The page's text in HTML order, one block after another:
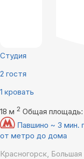
Студия
2 гостя
1 кровать
18 м 2 Общая площадь:
Павшино ~ 3 мин.
от метро до дома
Красногорск, Большая